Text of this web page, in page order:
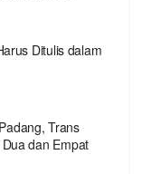
Ditulis dalam
Trans
dan Empat